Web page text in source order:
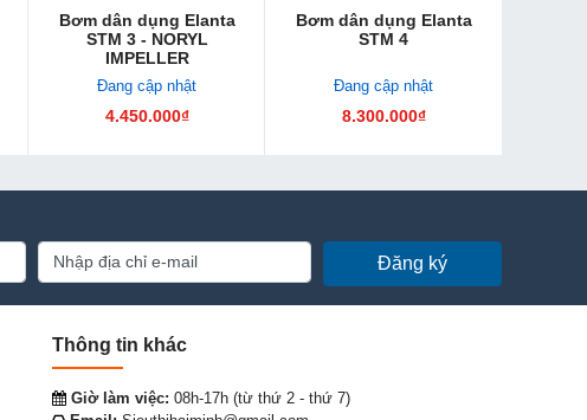
Bơm dân dụng Elanta
STM 3 - NORYL
IMPELLER
Đang cập nhật
4.450.000₫
Bơm dân dụng Elanta
STM 4
Đang cập nhật
8.300.000₫
Đăng ký
Thông tin khác
Giờ làm việc: 08h-17h (từ thứ 2 - thứ 7)